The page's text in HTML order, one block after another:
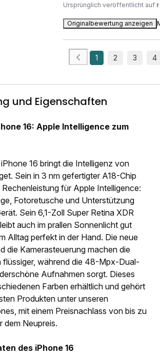
Ursprünglich veröffentlicht auf
Originalbewertung anzeigen
1 2 3 4
und Eigenschaften
16: Apple Intelligence zum
16 bringt die Intelligenz von
Sein in 3 nm gefertigter A18-Chip
für Apple Intelligence:
Fotoretusche und Unterstützung
Sein 6,1-Zoll Super Retina XDR
auch im prallen Sonnenlicht gut
Alltag perfekt in der Hand. Die neue
die Kamerasteuerung machen die
flüssiger, während die 48-Mpx-Dual-
Aufnahmen sorgt. Dieses
Farben erhältlich und gehört
Produkten unter unseren
mit einem Preisnachlass von bis zu
dem Neupreis.
des iPhone 16